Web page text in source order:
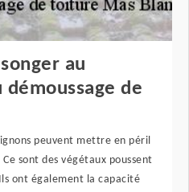
au
démoussage de
peuvent mettre en péril
sont des végétaux poussent
ont également la capacité